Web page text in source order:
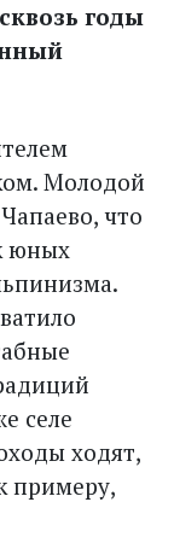
годы
Молодой
что
юных
селе
ходят,
примеру,